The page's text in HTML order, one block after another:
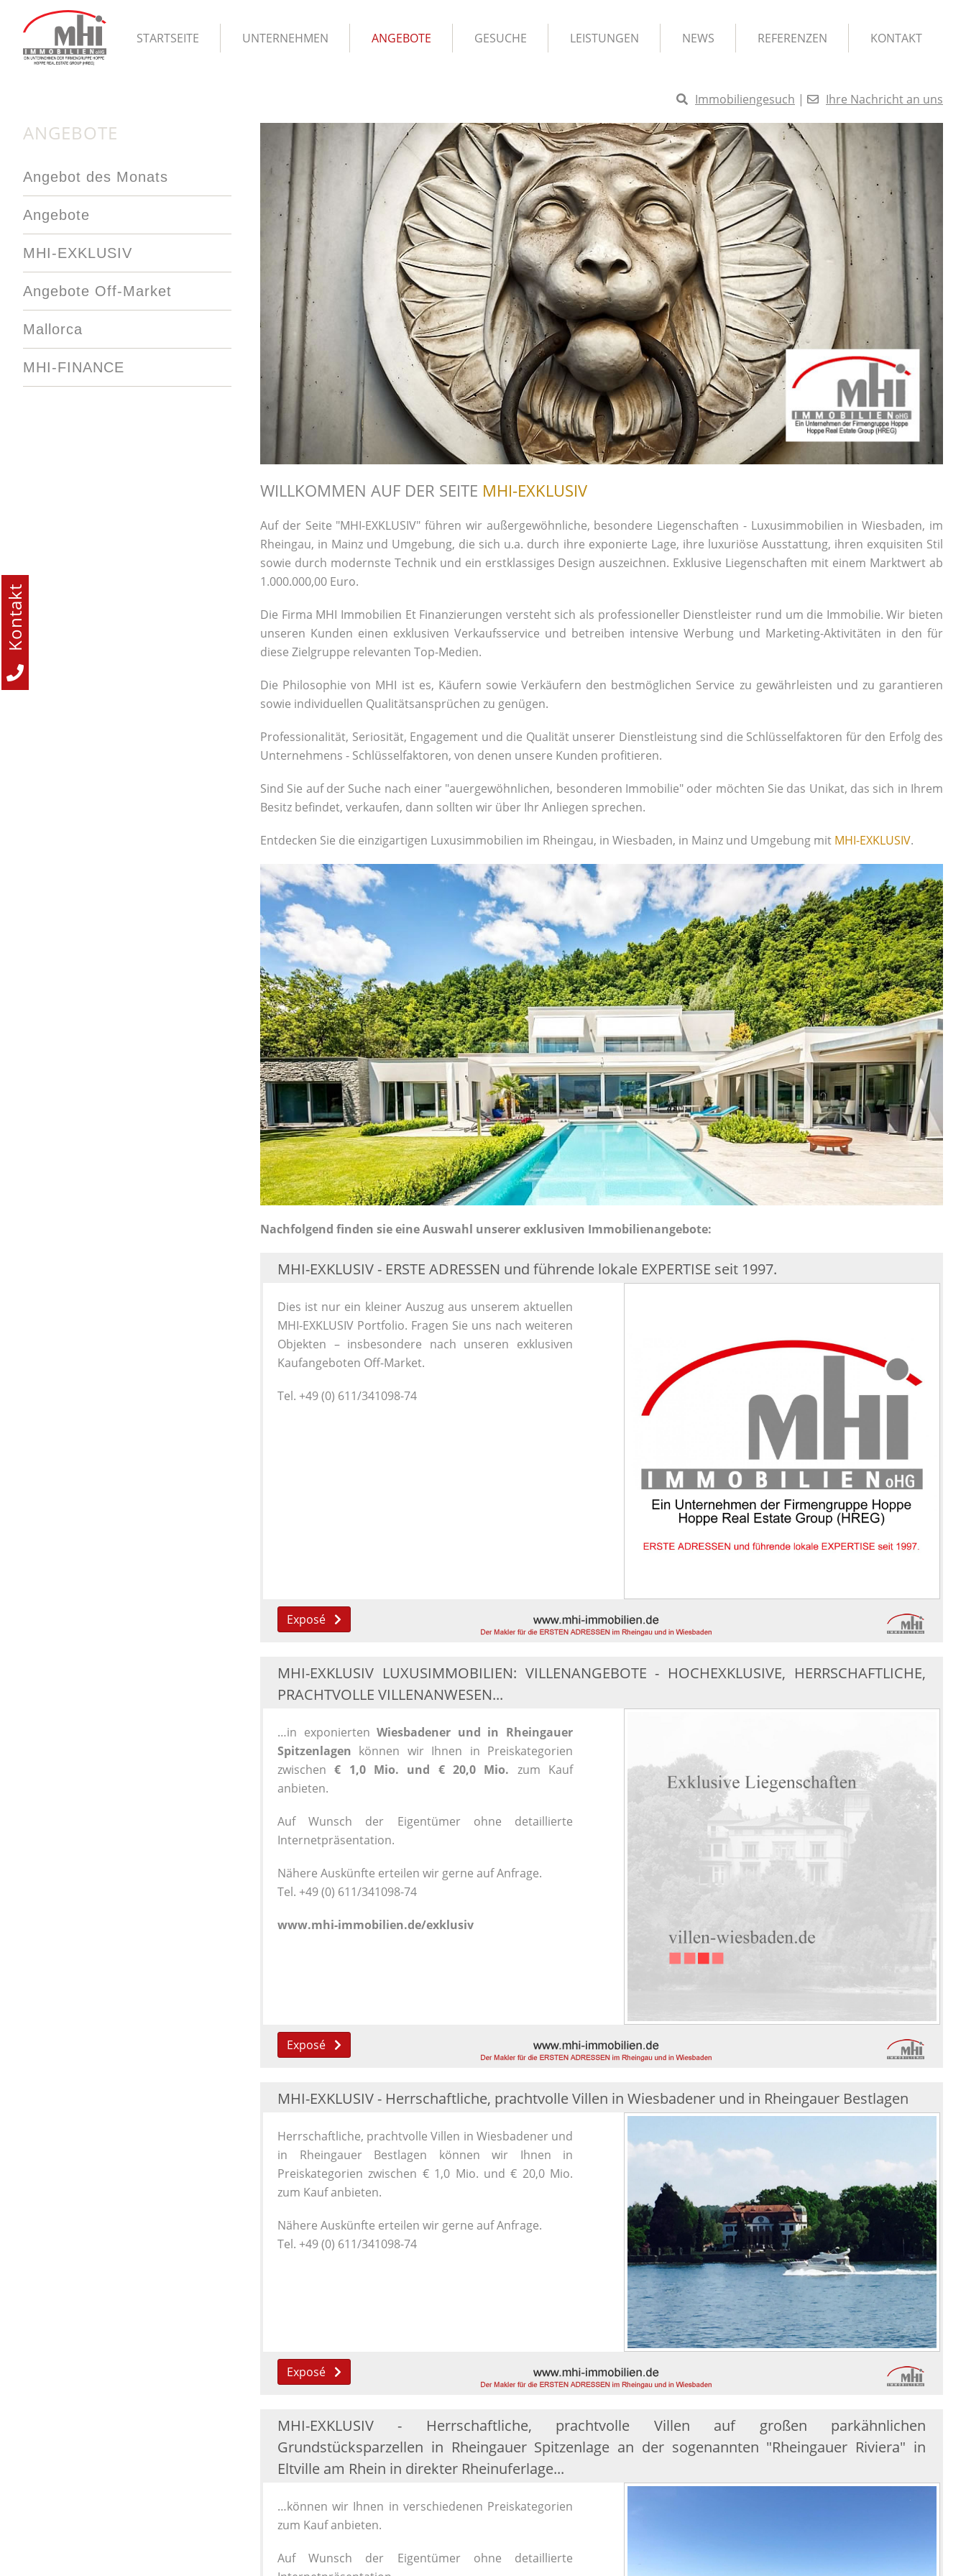
STARTSEITE UNTERNEHMEN ANGEBOTE GESUCHE LEISTUNGEN NEWS REFERENZEN KONTAKT
Kontakt
ANGEBOTE
Angebot des Monats
Angebote
MHI-EXKLUSIV
Angebote Off-Market
Mallorca
MHI-FINANCE
Immobiliengesuch | Ihre Nachricht an uns
WILLKOMMEN AUF DER SEITE MHI-EXKLUSIV
Auf der Seite "MHI-EXKLUSIV" führen wir außergewöhnliche, besondere Liegenschaften - Luxusimmobilien in Wiesbaden, im
Rheingau, in Mainz und Umgebung, die sich u.a. durch ihre exponierte Lage, ihre luxuriöse Ausstattung, ihren exquisiten Stil
sowie durch modernste Technik und ein erstklassiges Design auszeichnen. Exklusive Liegenschaften mit einem Marktwert ab
1.000.000,00 Euro.
Die Firma MHI Immobilien Et Finanzierungen versteht sich als professioneller Dienstleister rund um die Immobilie. Wir bieten
unseren Kunden einen exklusiven Verkaufsservice und betreiben intensive Werbung und Marketing-Aktivitäten in den für
diese Zielgruppe relevanten Top-Medien.
Die Philosophie von MHI ist es, Käufern sowie Verkäufern den bestmöglichen Service zu gewährleisten und zu garantieren
sowie individuellen Qualitätsansprüchen zu genügen.
Professionalität, Seriosität, Engagement und die Qualität unserer Dienstleistung sind die Schlüsselfaktoren für den Erfolg des
Unternehmens - Schlüsselfaktoren, von denen unsere Kunden profitieren.
Sind Sie auf der Suche nach einer "auergewöhnlichen, besonderen Immobilie" oder möchten Sie das Unikat, das sich in Ihrem
Besitz befindet, verkaufen, dann sollten wir über Ihr Anliegen sprechen.
Entdecken Sie die einzigartigen Luxusimmobilien im Rheingau, in Wiesbaden, in Mainz und Umgebung mit MHI-EXKLUSIV.
Nachfolgend finden sie eine Auswahl unserer exklusiven Immobilienangebote:
MHI-EXKLUSIV - ERSTE ADRESSEN und führende lokale EXPERTISE seit 1997.
Dies ist nur ein kleiner Auszug aus unserem aktuellen
MHI-EXKLUSIV Portfolio. Fragen Sie uns nach weiteren
Objekten – insbesondere nach unseren exklusiven
Kaufangeboten Off-Market.
Tel. +49 (0) 611/341098-74
Exposé
MHI-EXKLUSIV LUXUSIMMOBILIEN: VILLENANGEBOTE - HOCHEXKLUSIVE, HERRSCHAFTLICHE,
PRACHTVOLLE VILLENANWESEN...
…in exponiertenWiesbadener und in Rheingauer
Spitzenlagen können wir Ihnen in Preiskategorien
zwischen€ 1,0 Mio. und € 20,0 Mio. zum Kauf
anbieten.
Auf Wunsch der Eigentümer ohne detaillierte
Internetpräsentation.
Nähere Auskünfte erteilen wir gerne auf Anfrage.
Tel. +49 (0) 611/341098-74
www.mhi-immobilien.de/exklusiv
Exposé
MHI-EXKLUSIV - Herrschaftliche, prachtvolle Villen in Wiesbadener und in Rheingauer Bestlagen
Herrschaftliche, prachtvolle Villen in Wiesbadener und
in Rheingauer Bestlagen können wir Ihnen in
Preiskategorien zwischen € 1,0 Mio. und € 20,0 Mio.
zum Kauf anbieten.
Nähere Auskünfte erteilen wir gerne auf Anfrage.
Tel. +49 (0) 611/341098-74
Exposé
MHI-EXKLUSIV - Herrschaftliche, prachtvolle Villen auf großen parkähnlichen
Grundstücksparzellen in Rheingauer Spitzenlage an der sogenannten "Rheingauer Riviera" in
Eltville am Rhein in direkter Rheinuferlage...
…können wir Ihnen in verschiedenen Preiskategorien
zum Kauf anbieten.
Auf Wunsch der Eigentümer ohne detaillierte